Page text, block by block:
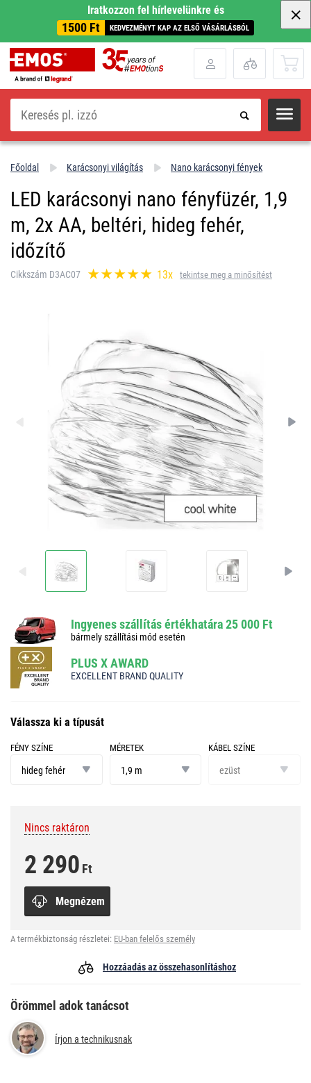
Iratkozzon fel hírlevelünkre és
1500 Ft KEDVEZMÉNYT KAP AZ ELSŐ VÁSÁRLÁSBÓL
Keresés
Főoldal Karácsonyi világítás Nano karácsonyi fények
LED karácsonyi nano fényfüzér, 1,9
m, 2x AA, beltéri, hideg fehér,
időzítő
Cikkszám D3AC07 13x tekintse meg a minősítést
Ingyenes szállítás értékhatára 25 000 Ft
bármely szállítási mód esetén
PLUS X AWARD
EXCELLENT BRAND QUALITY
Válassza ki a típusát
FÉNY SZÍNE
színehideg fehér
MÉRETEK
1,9 m
KÁBEL SZÍNE
színeezüst
Nincs raktáron
2 290 Ft
Megnézem
A termékbiztonság részletei: EU-ban felelős személy
Hozzáadás az összehasonlításhoz
Örömmel adok tanácsot
Írjon a technikusnak